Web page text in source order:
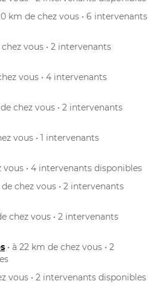
km de chez vous • 6 intervenants
chez vous • 2 intervenants
vous • 4 intervenants
de chez vous • 2 intervenants
vous • 1 intervenants
vous • 4 intervenants disponibles
de chez vous • 2 intervenants
chez vous • 2 intervenants
• à 22 km de chez vous • 2
vous • 2 intervenants disponibles